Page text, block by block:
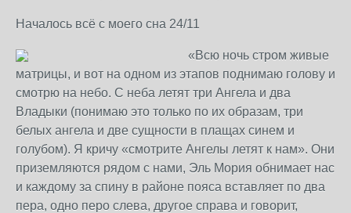
Началось всё с моего сна 24/11
«Всю ночь стром живые
матрицы, и вот на одном из этапов поднимаю голову и
смотрю на небо. С неба летят три Ангела и два
Владыки (понимаю это только по их образам, три
белых ангела и две сущности в плащах синем и
голубом). Я кричу «смотрите Ангелы летят к нам». Они
приземляются рядом с нами, Эль Мория обнимает нас
и каждому за спину в районе пояса вставляет по два
пера, одно перо слева, другое справа и говорит,